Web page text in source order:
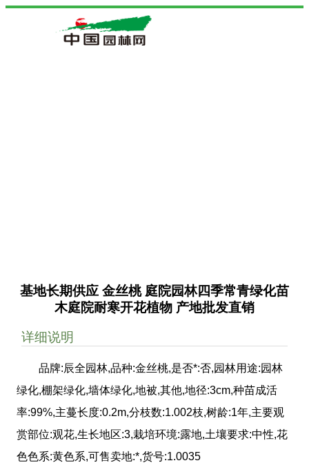
基地长期供应 金丝桃 庭院园林四季常青绿化苗
木庭院耐寒开花植物 产地批发直销
详细说明
品牌:辰全园林,品种:金丝桃,是否*:否,园林用途:园林
绿化,棚架绿化,墙体绿化,地被,其他,地径:3cm,种苗成活
率:99%,主蔓长度:0.2m,分枝数:1.002枝,树龄:1年,主要观
赏部位:观花,生长地区:3,栽培环境:露地,土壤要求:中性,花
色色系:黄色系,可售卖地:*,货号:1.0035